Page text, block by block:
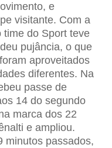
e
visitante. Com a
time do Sport teve
pujância, o que
aproveitados
diferentes. Na
passe de
14 do segundo
marca dos 22
e ampliou.
minutos passados,